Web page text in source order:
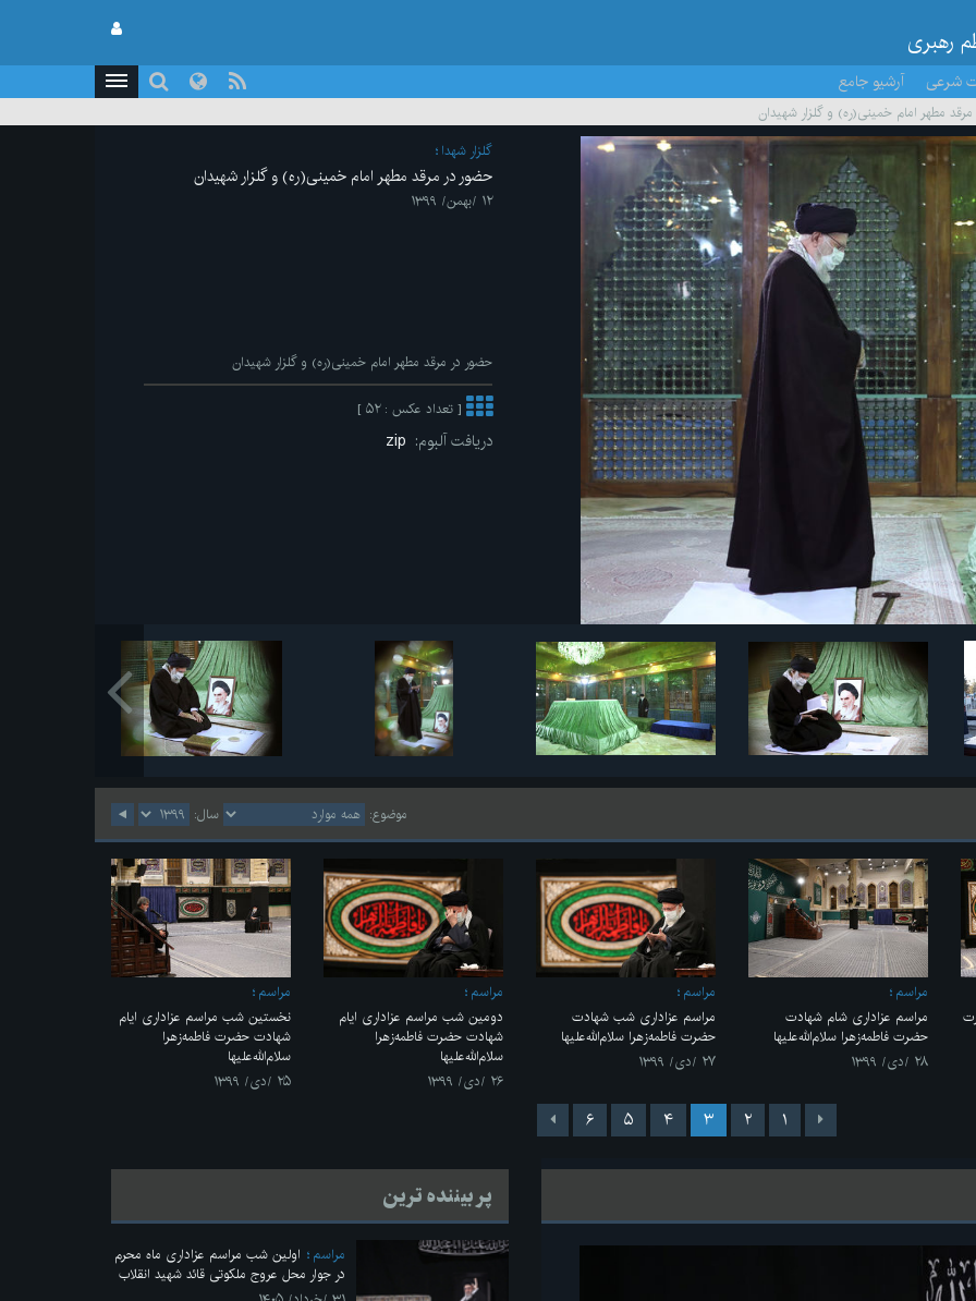
رهبری
شرعی آرشیو جامع
مطهر امام خمینی(ره) و گلزار شهیدان
گلزار شهدا
حضور در مرقد مطهر امام خمینی(ره) و گلزار شهیدان
۱۲ /بهمن/ ۱۳۹۹
حضور در مرقد مطهر امام خمینی(ره) و گلزار شهیدان
[ تعداد عکس : ۵۲ ]
دریافت آلبوم:
موضوع: سال:
مراسم
مراسم عزاداری شام شهادت
حضرت فاطمه‌زهرا سلام‌الله‌علیها
۲۸ /دی/ ۱۳۹۹
مراسم
مراسم عزاداری شب شهادت
حضرت فاطمه‌زهرا سلام‌الله‌علیها
۲۷ /دی/ ۱۳۹۹
مراسم
دومین شب مراسم عزاداری ایام
شهادت حضرت فاطمه‌زهرا
سلام‌الله‌علیها
۲۶ /دی/ ۱۳۹۹
مراسم
نخستین شب مراسم عزاداری ایام
شهادت حضرت فاطمه‌زهرا
سلام‌الله‌علیها
۲۵ /دی/ ۱۳۹۹
۱ ۲ ۳ ۴ ۵ ۶
پر بیننده ترین
مراسم
اولین شب مراسم عزاداری ماه محرم
در جوار محل عروج ملکوتی قائد شهید انقلاب